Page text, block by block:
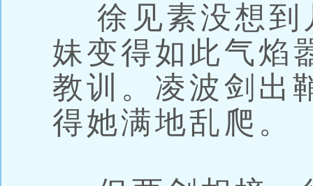
徐见素没想到
妹变得如此气焰
教训。凌波剑出
得她满地乱爬。